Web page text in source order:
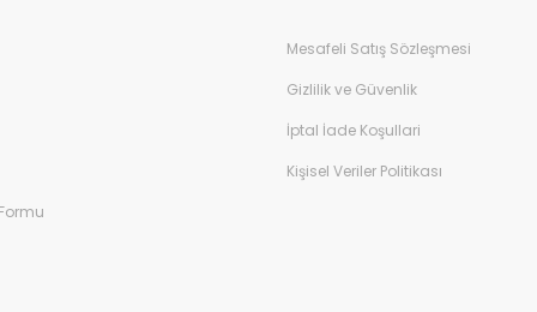
Mesafeli Satış Sözleşmesi
Gizlilik ve Güvenlik
İptal İade Koşullari
Kişisel Veriler Politikası